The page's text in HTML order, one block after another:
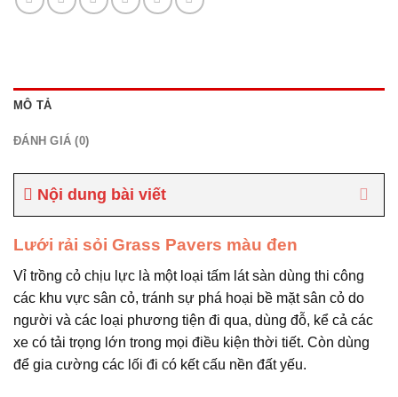
MÔ TẢ
ĐÁNH GIÁ (0)
Nội dung bài viết
Lưới rải sỏi Grass Pavers màu đen
Vỉ trồng cỏ chịu lực là một loại tấm lát sàn dùng thi công
các khu vực sân cỏ, tránh sự phá hoại bề mặt sân cỏ do
người và các loại phương tiện đi qua, dùng đỗ, kể cả các
xe có tải trọng lớn trong mọi điều kiện thời tiết. Còn dùng
để gia cường các lối đi có kết cấu nền đất yếu.